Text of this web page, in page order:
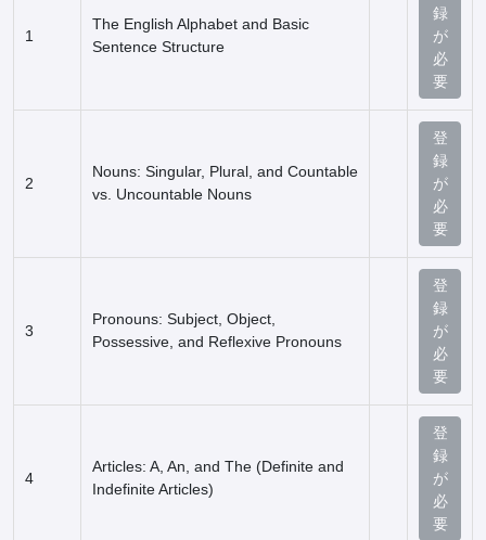
1
The English Alphabet and Basic
Sentence Structure
録
が
必
要
2
Nouns: Singular, Plural, and Countable
vs. Uncountable Nouns
登
録
が
必
要
3
Pronouns: Subject, Object,
Possessive, and Reflexive Pronouns
登
録
が
必
要
4
Articles: A, An, and The (Definite and
Indefinite Articles)
登
録
が
必
要